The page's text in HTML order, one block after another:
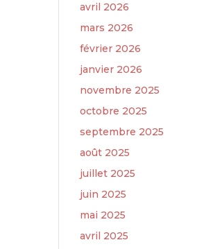
avril 2026
mars 2026
février 2026
janvier 2026
novembre 2025
octobre 2025
septembre 2025
août 2025
juillet 2025
juin 2025
mai 2025
avril 2025